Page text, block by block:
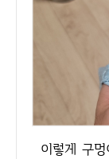
이렇게 구멍이 송송 뚫려있어서 통풍에 탁월합니다.